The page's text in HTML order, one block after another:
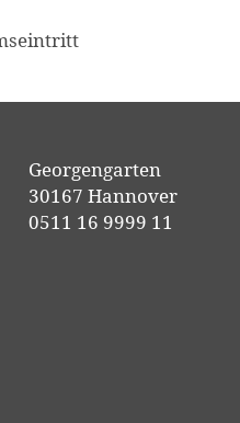
Georgengarten
30167 Hannover
0511 16 9999 11